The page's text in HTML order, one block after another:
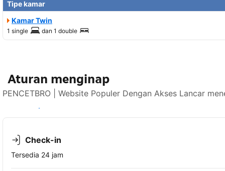
Tipe kamar
Kamar Twin
1 single dan 1 double
Aturan menginap
PENCETBRO | Website Populer Dengan Akses Lancar
Lihat ketersediaan
Check-in
Tersedia 24 jam